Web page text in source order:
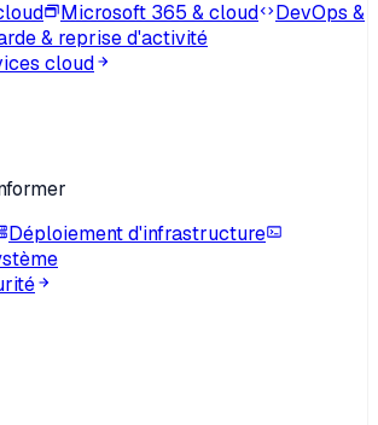
Microsoft 365 & cloud
DevOps &
& reprise d'activité
cloud
Déploiement d'infrastructure